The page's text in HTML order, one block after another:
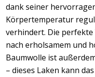
dank seiner
Körpertemperatur
verhindert. Die perfekte
nach erholsamem und
Baumwolle ist
– dieses Laken kann